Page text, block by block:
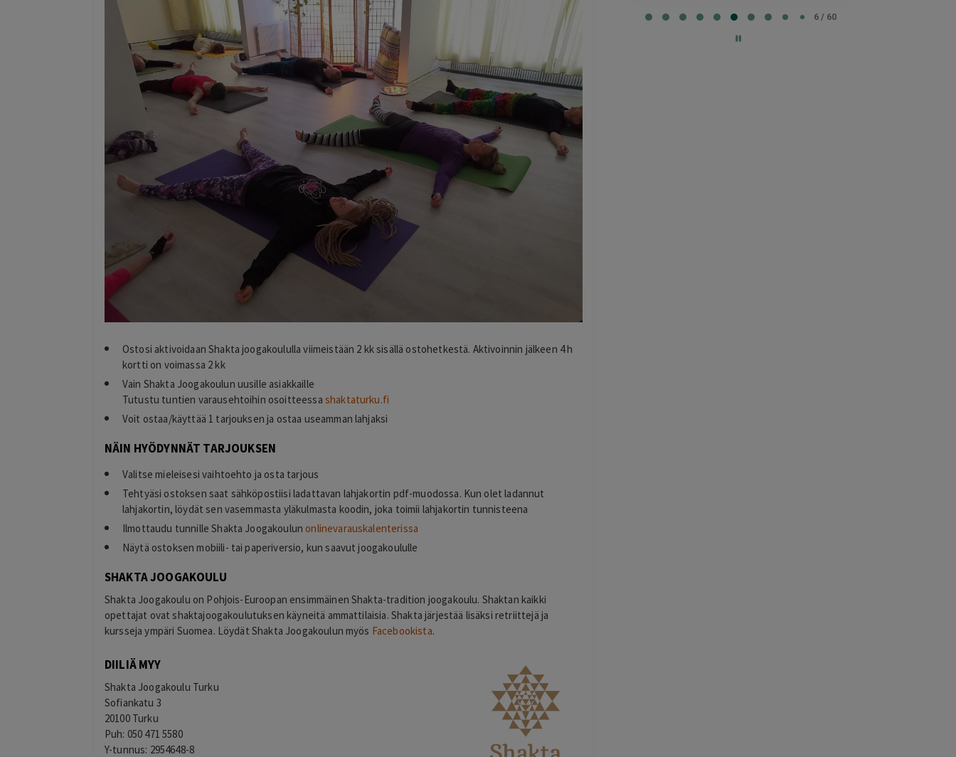
Ostosi aktivoidaan Shakta joogakoululla viimeistään 2 kk sisällä ostohetkestä. Aktivoinnin jälkeen 4 h
kortti on voimassa 2 kk
Vain Shakta Joogakoulun uusille asiakkaille
Tutustu tuntien varausehtoihin osoitteessa shaktaturku.fi
Voit ostaa/käyttää 1 tarjouksen ja ostaa useamman lahjaksi
NÄIN HYÖDYNNÄT TARJOUKSEN
Valitse mieleisesi vaihtoehto ja osta tarjous
Tehtyäsi ostoksen saat sähköpostiisi ladattavan lahjakortin pdf-muodossa. Kun olet ladannut
lahjakortin, löydät sen vasemmasta yläkulmasta koodin, joka toimii lahjakortin tunnisteena
Ilmottaudu tunnille Shakta Joogakoulunonlinevarauskalenterissa
Näytä ostoksen mobiili- tai paperiversio, kun saavut joogakoululle
SHAKTA JOOGAKOULU
Shakta Joogakoulu on Pohjois-Euroopan ensimmäinen Shakta-tradition joogakoulu. Shaktan kaikki
opettajat ovat shaktajoogakoulutuksen käyneitä ammattilaisia. Shakta järjestää lisäksi retriittejä ja
kursseja ympäri Suomea. Löydät Shakta Joogakoulun myös Facebookista.
DIILIÄ MYY
Shakta Joogakoulu Turku
Sofiankatu 3
20100 Turku
Puh: 050 471 5580
Y-tunnus: 2954648-8
6 / 60